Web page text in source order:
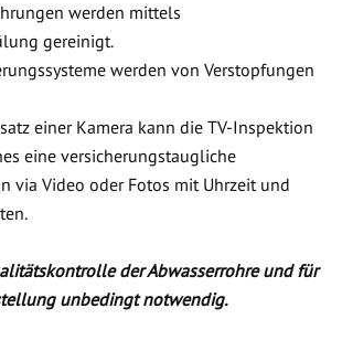
werden mittels
gereinigt.
werden von Verstopfungen
einer Kamera kann die TV-Inspektion
eine versicherungstaugliche
via Video oder Fotos mit Uhrzeit und
der Abwasserrohre und für
unbedingt notwendig.